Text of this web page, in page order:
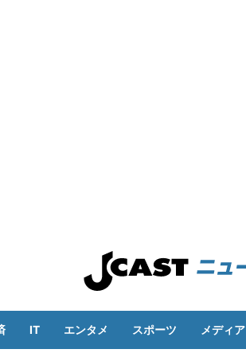
IT エンタメ スポーツ メディア